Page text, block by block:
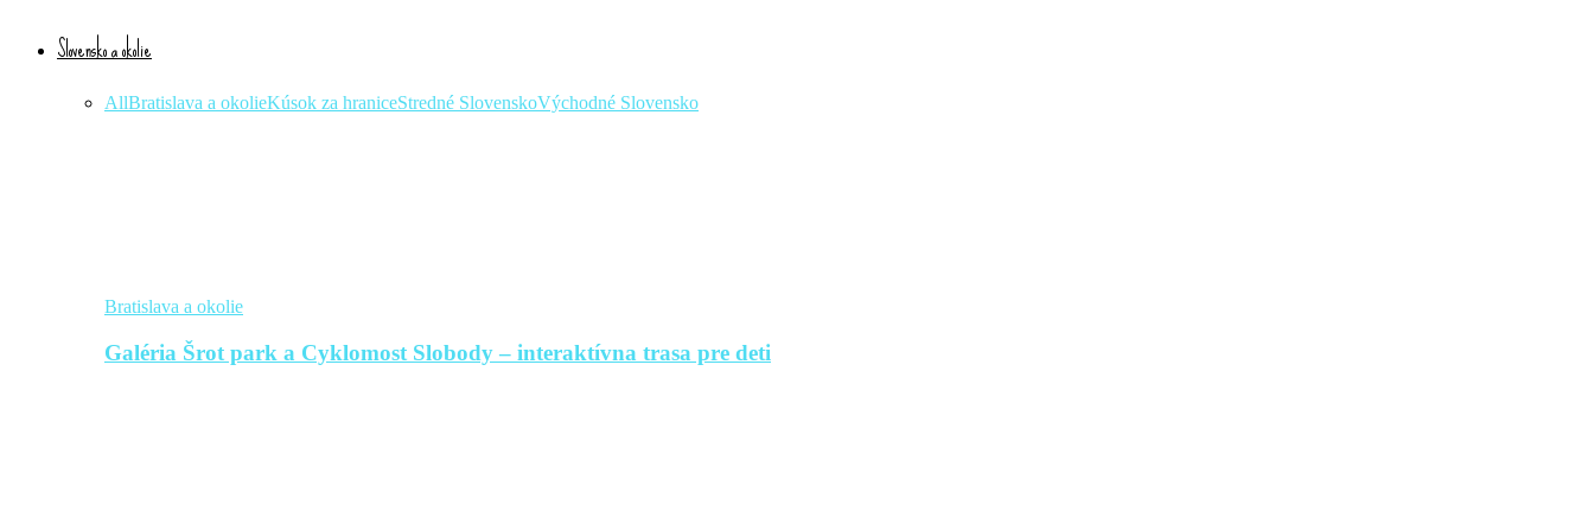
Slovensko a okolie
AllBratislava a okolieKúsok za hraniceStredné SlovenskoVýchodné Slovensko
Bratislava a okolie
Galéria Šrot park a Cyklomost Slobody – interaktívna trasa pre deti